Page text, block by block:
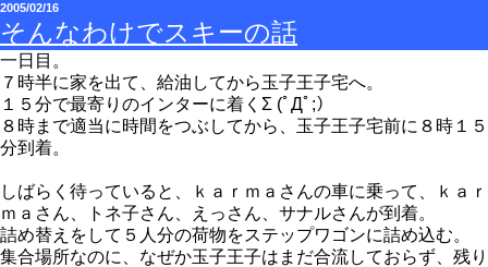
2005/02/16
そんなわけでスキーの話
一日目。
７時半に家を出て、給油してから玉子王子宅へ。
１５分で最寄りのインターに着くΣ (ﾟДﾟ;）
８時まで適当に時間をつぶしてから、玉子王子宅前に８時１５
分到着。
しばらく待っていると、ｋａｒｍａさんの車に乗って、ｋａｒ
ｍａさん、トネ子さん、えっさん、サナルさんが到着。
詰め替えをして５人分の荷物をステップワゴンに詰め込む。
集合場所なのに、なぜか玉子王子はまだ合流しておらず、残り